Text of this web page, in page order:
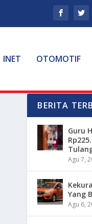
INET OTOMOTIF
BERITA
Guru
Agu 7,
Yang
Agu 6,